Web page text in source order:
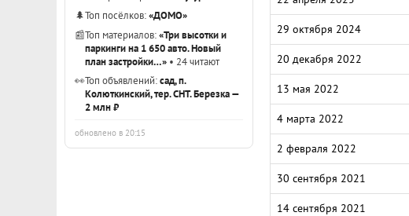
🌲Топ посёлков:«ДОМО»
📰Топ материалов:«Три высотки и
паркинги на 1 650 авто. Новый
план застройки…» • 24 читают
👀Топ объявлений:сад, п.
Колюткинский, тер. СНТ. Березка —
2 млн ₽
обновлено в 20:15
29 октября 2024
20 декабря 2022
13 мая 2022
4 марта 2022
2 февраля 2022
30 сентября 2021
14 сентября 2021